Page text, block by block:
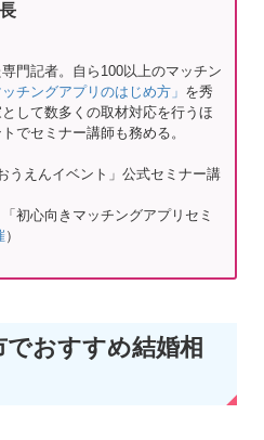
門記者。自ら100以上のマッチン
チングアプリのはじめ方」 を秀
して数多くの取材対応を行うほ
でセミナー講師も務める。
うえんイベント」公式セミナー講
初心向きマッチングアプリセミ
）
でおすすめ結婚相